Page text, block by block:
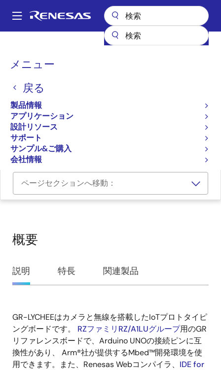
ン
Main
メニュー
戻る
製品情報
アプリケーション
設計リソース
サポート
サンプル&ご購入
会社情報
パ
く
ず
GR-LYCHEE
Gadget Renesas Board for
the RZ/A2M MPUs, pin-
compatible with Arduino
UNO
GR-LYCHEE
ページセクションへ移動：
概要
概
要
説明 特長 関連製品
説
明
GR-LYCHEEはカメラと無線を搭載したIoTプロトタイピ
ングボードです。 RZファミリRZ/A1LUグループ用のGR
リファレンスボードで、Arduino UNOの接続ピンに互
換性があり、 Arm®社が提供するMbed™開発環境を使
用できます。また、Renesas Webコンパイラ、 IDE for